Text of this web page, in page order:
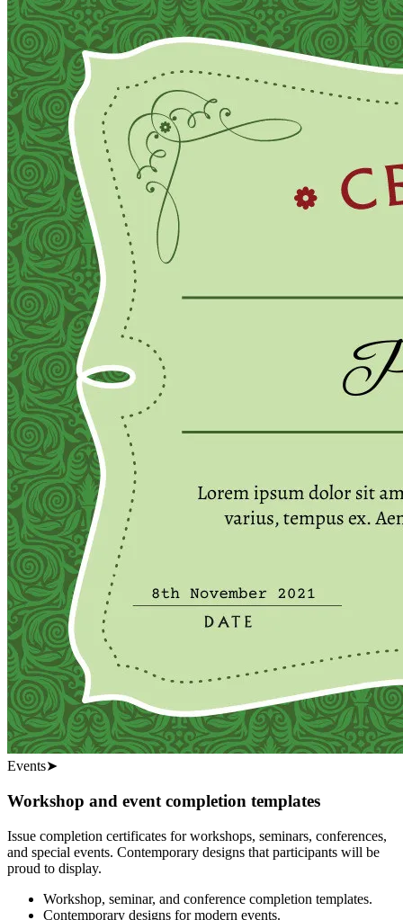
Events➤
Workshop and event completion templates
Issue completion certificates for workshops, seminars, conferences,
and special events. Contemporary designs that participants will be
proud to display.
Workshop, seminar, and conference completion templates.
Contemporary designs for modern events.